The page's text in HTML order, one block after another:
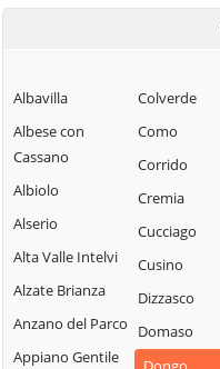
Albavilla
Albese con
Cassano
Albiolo
Alserio
Alta Valle Intelvi
Alzate Brianza
Anzano del Parco
Appiano Gentile
Colverde
Como
Corrido
Cremia
Cucciago
Cusino
Dizzasco
Domaso